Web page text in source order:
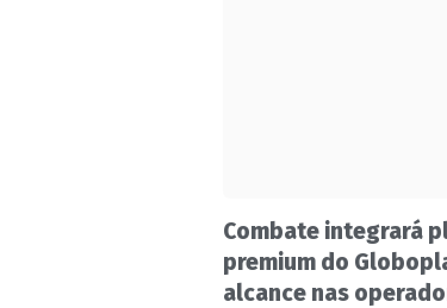
Combate integrará
premium do
alcance nas